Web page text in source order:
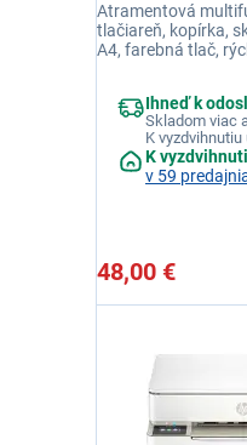
Atramentová
tlačiareň, kopírka,
A4, farebná tlač,
Ihneď k
Skladom viac
K vyzdvihnutiu
K
v 59
48,00 €